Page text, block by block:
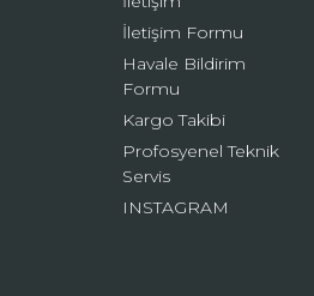
İletişim Formu
Havale Bildirim
Formu
Kargo Takibi
Profosyenel Teknik
Servis
INSTAGRAM